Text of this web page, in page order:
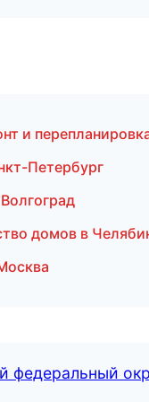
и
Петербург
домов в
федеральный